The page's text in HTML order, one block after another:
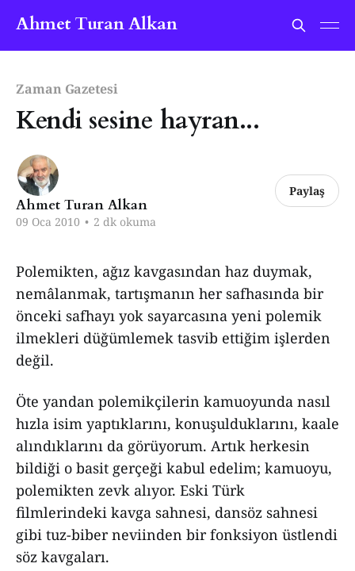
Ahmet Turan Alkan
Zaman Gazetesi
Kendi sesine hayran...
Ahmet Turan Alkan
09 Oca 2010 • 2 dk okuma
Paylaş
Polemikten, ağız kavgasından haz duymak,
nemâlanmak, tartışmanın her safhasında bir
önceki safhayı yok sayarcasına yeni polemik
ilmekleri düğümlemek tasvib ettiğim işlerden
değil.
Öte yandan polemikçilerin kamuoyunda nasıl
hızla isim yaptıklarını, konuşulduklarını, kaale
alındıklarını da görüyorum. Artık herkesin
bildiği o basit gerçeği kabul edelim; kamuoyu,
polemikten zevk alıyor. Eski Türk
filmlerindeki kavga sahnesi, dansöz sahnesi
gibi tuz-biber neviinden bir fonksiyon üstlendi
söz kavgaları.